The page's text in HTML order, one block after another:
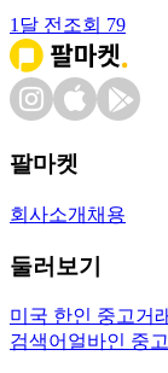
1달 전 조회 79
팔마켓
회사소개 채용
둘러보기
미국 한인 중고거
검색어 얼바인 중